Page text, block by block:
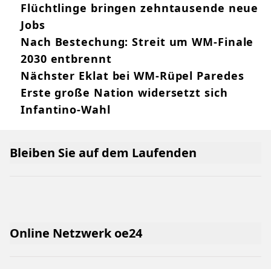
Flüchtlinge bringen zehntausende neue
Jobs
Nach Bestechung: Streit um WM-Finale
2030 entbrennt
Nächster Eklat bei WM-Rüpel Paredes
Erste große Nation widersetzt sich
Infantino-Wahl
Online Netzwerk oe24
Bleiben Sie auf dem Laufenden